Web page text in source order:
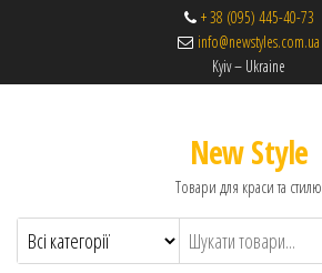
+ 38 (095) 445-40-73
info@newstyles.com.ua
Kyiv – Ukraine
New Style
Товари для краси та стилю